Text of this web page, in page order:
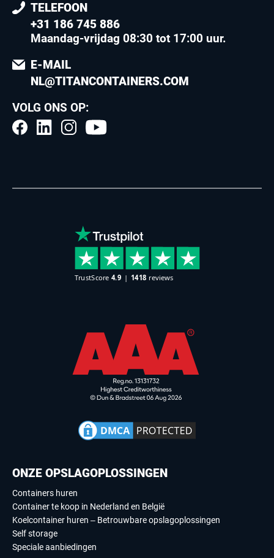
TELEFOON
+31 186 745 886
Maandag-vrijdag 08:30 tot 17:00 uur.
E-MAIL
NL@TITANCONTAINERS.COM
VOLG ONS OP:
ONZE OPSLAGOPLOSSINGEN
Containers huren
Container te koop in Nederland en België
Koelcontainer huren – Betrouwbare opslagoplossingen
Self storage
Speciale aanbiedingen